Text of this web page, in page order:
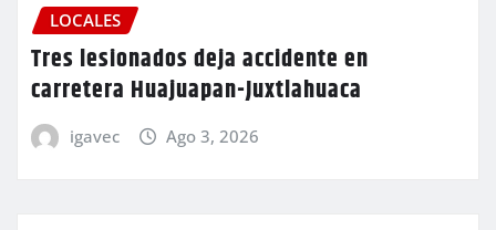
LOCALES
Tres lesionados deja accidente en
carretera Huajuapan-Juxtlahuaca
igavec Ago 3, 2026